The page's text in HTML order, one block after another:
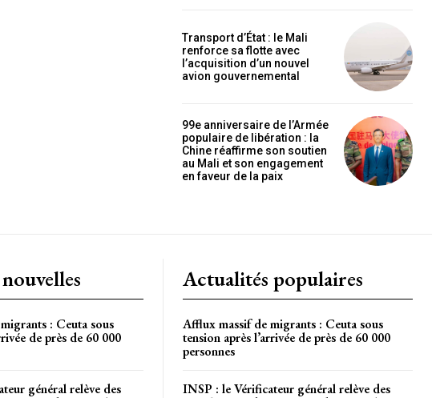
Transport d’État : le Mali
renforce sa flotte avec
l’acquisition d’un nouvel
avion gouvernemental
99e anniversaire de l’Armée
populaire de libération : la
Chine réaffirme son soutien
au Mali et son engagement
en faveur de la paix
: Ceuta sous
de près de 60 000
général relève des
Actualités populaires
Afflux massif de migrants : Ceuta sous
tension après l’arrivée de près de 60 000
personnes
INSP : le Vérificateur général relève des